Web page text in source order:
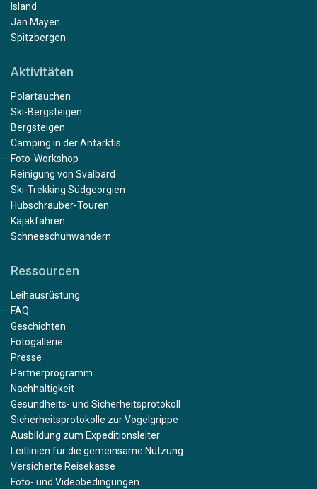
Island
Jan Mayen
Spitzbergen
Aktivitäten
Polartauchen
Ski-Bergsteigen
Bergsteigen
Camping in der Antarktis
Foto-Workshop
Reinigung von Svalbard
Ski-Trekking Südgeorgien
Hubschrauber-Touren
Kajakfahren
Schneeschuhwandern
Ressourcen
Leihausrüstung
FAQ
Geschichten
Fotogallerie
Presse
Partnerprogramm
Nachhaltigkeit
Gesundheits- und Sicherheitsprotokoll
Sicherheitsprotokolle zur Vogelgrippe
Ausbildung zum Expeditionsleiter
Leitlinien für die gemeinsame Nutzung
Versicherte Reisekasse
Foto- und Videobedingungen